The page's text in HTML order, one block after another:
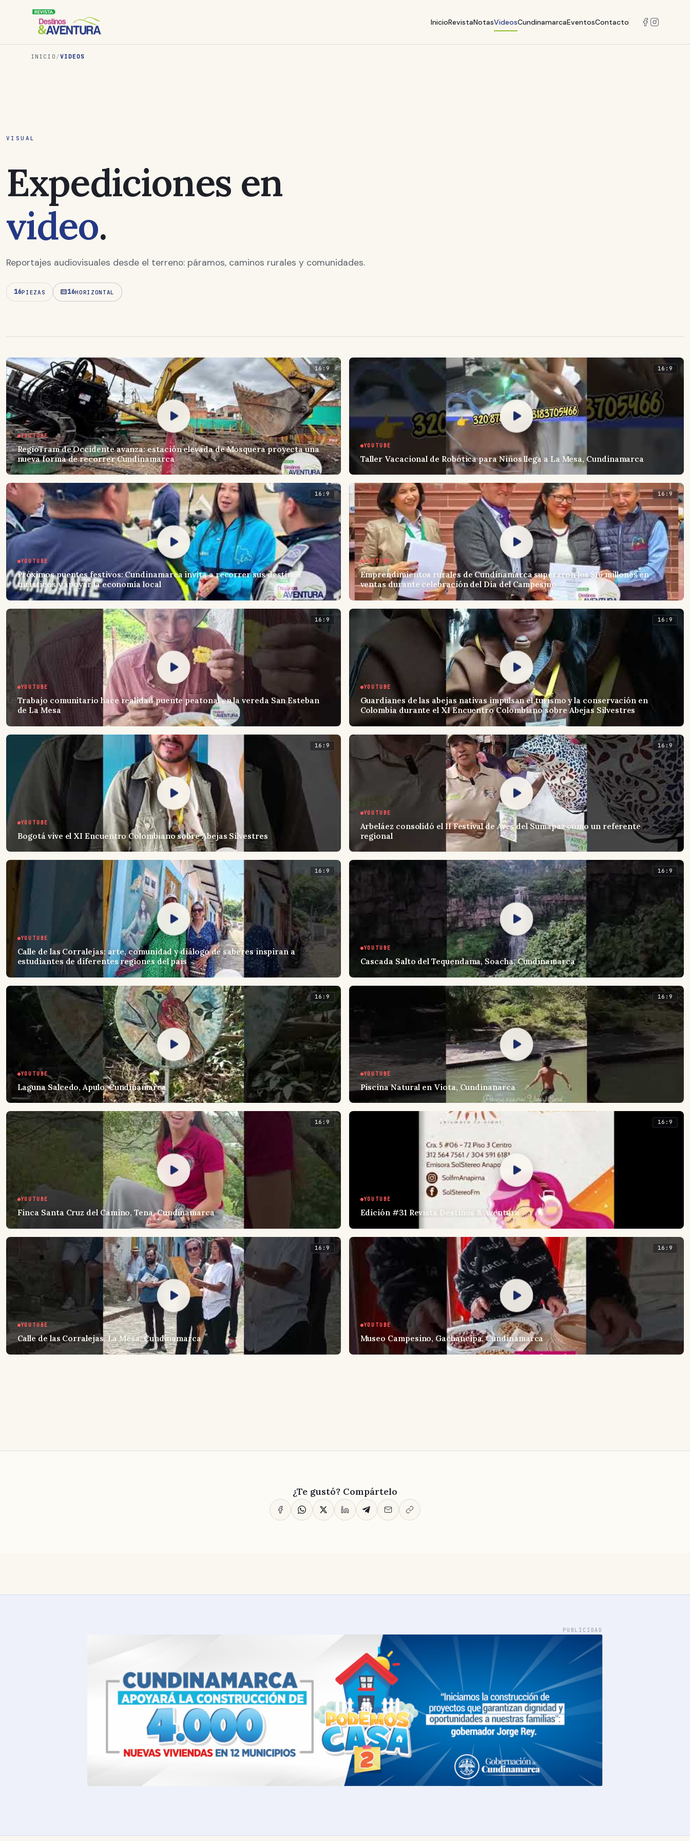
InicioRevistaNotasVideosCundinamarcaEventosContacto
INICIO /VIDEOS
VISUAL
Expediciones en
video.
Reportajes audiovisuales desde el terreno: páramos, caminos rurales y comunidades.
16PIEZAS 16HORIZONTAL
16:9
YOUTUBE
RegioTram de Occidente avanza: estación elevada de Mosquera proyecta una
nueva forma de recorrer Cundinamarca
16:9
YOUTUBE
Taller Vacacional de Robótica para Niños llega a La Mesa, Cundinamarca
16:9
YOUTUBE
Próximos puentes festivos: Cundinamarca invita a recorrer sus destinos
turísticos y apoyar la economía local
16:9
YOUTUBE
Emprendimientos rurales de Cundinamarca superaron los $16 millones en
ventas durante celebración del Día del Campesino
16:9
YOUTUBE
Trabajo comunitario hace realidad puente peatonal en la vereda San Esteban
de La Mesa
16:9
YOUTUBE
Guardianes de las abejas nativas impulsan el turismo y la conservación en
Colombia durante el XI Encuentro Colombiano sobre Abejas Silvestres
16:9
YOUTUBE
Bogotá vive el XI Encuentro Colombiano sobre Abejas Silvestres
16:9
YOUTUBE
Arbeláez consolidó el II Festival de Aves del Sumapaz como un referente
regional
16:9
YOUTUBE
Calle de las Corralejas: arte, comunidad y diálogo de saberes inspiran a
estudiantes de diferentes regiones del país
16:9
YOUTUBE
Cascada Salto del Tequendama, Soacha, Cundinamarca
16:9
YOUTUBE
Laguna Salcedo, Apulo, Cundinamarca
16:9
YOUTUBE
Piscina Natural en Viota, Cundinanarca
16:9
YOUTUBE
Finca Santa Cruz del Camino, Tena, Cundinamarca
16:9
YOUTUBE
Edición #31 Revista Destinos & Aventura
16:9
YOUTUBE
Calle de las Corralejas, La Mesa, Cundinamarca
16:9
YOUTUBE
Museo Campesino, Gachancipa, Cundinamarca
¿Te gustó? Compártelo
PUBLICIDAD